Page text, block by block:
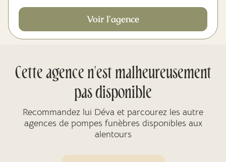
Voir l'agence
Cette agence n'est malheureusement
pas disponible
Recommandez lui Déva et parcourez les autre
agences de pompes funèbres disponibles aux
alentours